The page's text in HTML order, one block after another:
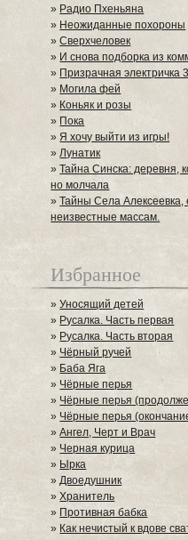
» Радио Пхеньяна
» Неожиданные похороны
»Сверхчеловек
» И снова подборка из
» Призрачная электричка
» Могила фей
» Коньяк и розы
» Пока
»Я хочу выйти из игры!
»Лунатик
»Тайна Синска: деревня,
но молчала
»Тайны Села Алексеевка,
неизвестные массам.
Избранное
»Уносящий детей
» Русалка. Часть первая
» Русалка. Часть вторая
» Чёрный ручей
» Баба Яга
»Чёрные перья
» Чёрные перья
» Чёрные перья
»Ангел, Черт и Врач
» Черная курица
» Ырка
»Двоедушник
»Хранитель
» Противная бабка
» Как нечистый к вдове